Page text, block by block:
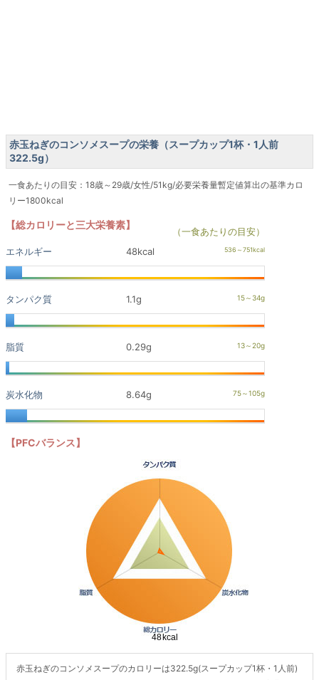
赤玉ねぎのコンソメスープの栄養（スープカップ1杯・1人前
322.5g）
一食あたりの目安：18歳～29歳/女性/51kg/必要栄養量暫定値算出の基準カロ
リー1800kcal
【総カロリーと三大栄養素】
（一食あたりの目安）
エネルギー
48kcal
タンパク質 1.1g
脂質 0.29g
炭水化物 8.64g
【PFCバランス】
赤玉ねぎのコンソメスープのカロリーは322.5g(スープカップ1杯・1人前)